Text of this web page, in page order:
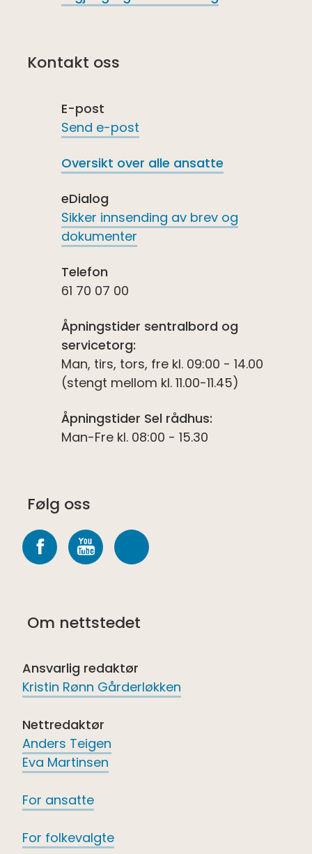
Kontakt oss
E-post
Send e-post
Oversikt over alle ansatte
eDialog
Sikker innsending av brev og
dokumenter
Telefon
61 70 07 00
Åpningstider sentralbord og
servicetorg:
Man, tirs, tors, fre kl. 09:00 - 14.00
(stengt mellom kl. 11.00-11.45)
Åpningstider Sel rådhus:
Man-Fre kl. 08:00 - 15.30
Følg oss
FacebookyoutubeSpotify
Om nettstedet
Ansvarlig redaktør
Kristin Rønn Gårderløkken
Nettredaktør
Anders Teigen
Eva Martinsen
For ansatte
For folkevalgte